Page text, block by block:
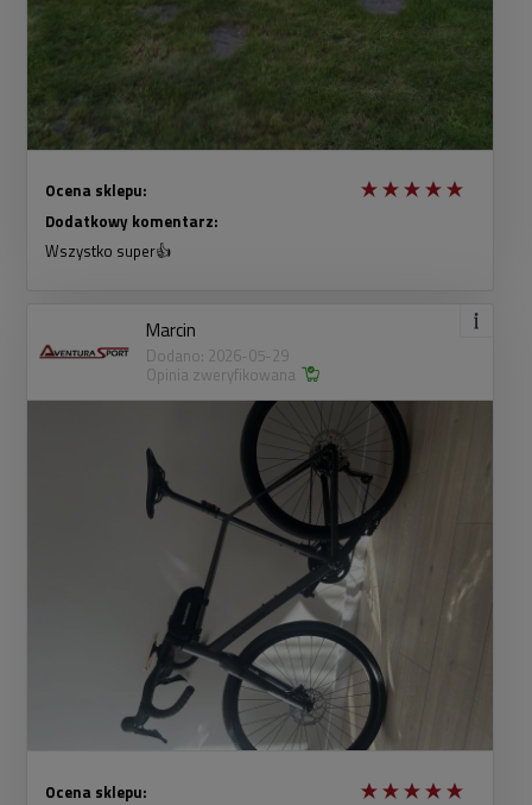
Ocena sklepu:
Dodatkowy komentarz:
Wszystko super👍
Marcin
Dodano: 2026-05-29
Opinia zweryfikowana
Ocena sklepu: